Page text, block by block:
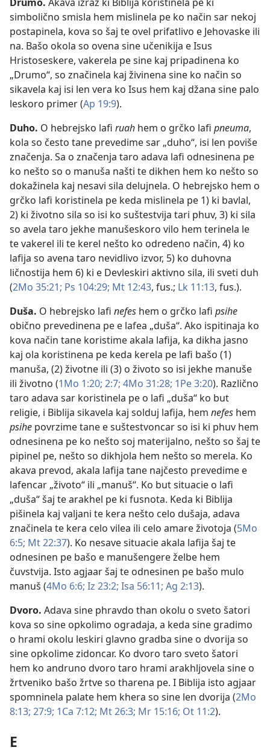
simbolično smisla hem mislinela pe ko način sar nekoj
postapinela, kova so šaj te ovel prifatlivo e Jehovaske ili
na. Bašo okola so ovena sine učenikija e Isus
Hristoseskere, vakerela pe sine kaj pripadinena ko
„Drumo“, so značinela kaj živinena sine ko način so
sikavela kaj isi len vera ko Isus hem kaj džana sine palo
leskoro primer (Ap 19:9).
Duho. O hebrejsko lafi ruah hem o grčko lafi pneuma,
kola so često tane prevedime sar „duho“, isi len poviše
značenja. Sa o značenja taro adava lafi odnesinena pe
ko nešto so o manuša našti te dikhen hem ko nešto so
dokažinela kaj nesavi sila delujnela. O hebrejsko hem o
grčko lafi koristinela pe keda mislinela pe 1) ki bavlal,
2) ki životno sila so isi ko suštestvija tari phuv, 3) ki sila
so avela taro jekhe manušeskoro vilo hem terinela le
te vakerel ili te kerel nešto ko odredeno način, 4) ko
lafija so avena taro nevidlivo izvor, 5) ko duhovna
ličnostija hem 6) ki e Devleskiri aktivno sila, ili sveti duh
(2Mo 35:21; Ps 104:29; Mt 12:43, fus.; Lk 11:13, fus.).
Duša. O hebrejsko lafi nefes hem o grčko lafi psihe
obično prevedinena pe e lafea „duša“. Ako ispitinaja ko
kova način tane koristime akala lafija, ka dikha jasno
kaj ola koristinena pe keda kerela pe lafi bašo (1)
manuša, (2) životne ili (3) o životo so isi jekhe manuše
ili životno (1Mo 1:20; 2:7; 4Mo 31:28; 1Pe 3:20). Različno
taro adava sar koristinela pe o lafi „duša“ ko but
religie, i Biblija sikavela kaj solduj lafija, hem nefes hem
psihe povrzime tane e suštestvoncar so isi ki phuv hem
odnesinena pe ko nešto soj materijalno, nešto so šaj te
pipinel pe, nešto so dikhjola hem nešto so merela. Ko
akava prevod, akala lafija tane najčesto prevedime e
lafencar „životo“ ili „manuš“. Ko but situacie o lafi
„duša“ šaj te arakhel pe ki fusnota. Keda ki Biblija
pišinela kaj valjani te kera nešto celo dušaja, adava
značinela te kera celo vilea ili celo amare životoja (5Mo
6:5; Mt 22:37). Ko nesave situacie akala lafija šaj te
odnesinen pe bašo e manušengere želbe hem
čuvstvija. Isto agjaar šaj te odnesinen pe bašo mulo
manuš (4Mo 6:6; Iz 23:2; Isa 56:11; Ag 2:13).
Dvoro. Adava sine phravdo than okolu o sveto šatori
kova so sine opkolimo ogradaja, a keda sine gradimo
o hrami okolu leskiri glavno gradba sine o dvorija so
sine opkolime zidoncar. Ko dvoro taro sveto šatori
hem ko andruno dvoro taro hrami arakhljovela sine o
žrtveniko bašo žrtve so tharena pe. I Biblija isto agjaar
spomninela palate hem khera so sine len dvorija (2Mo
8:13; 27:9; 1Ca 7:12; Mt 26:3; Mr 15:16; Ot 11:2).
E